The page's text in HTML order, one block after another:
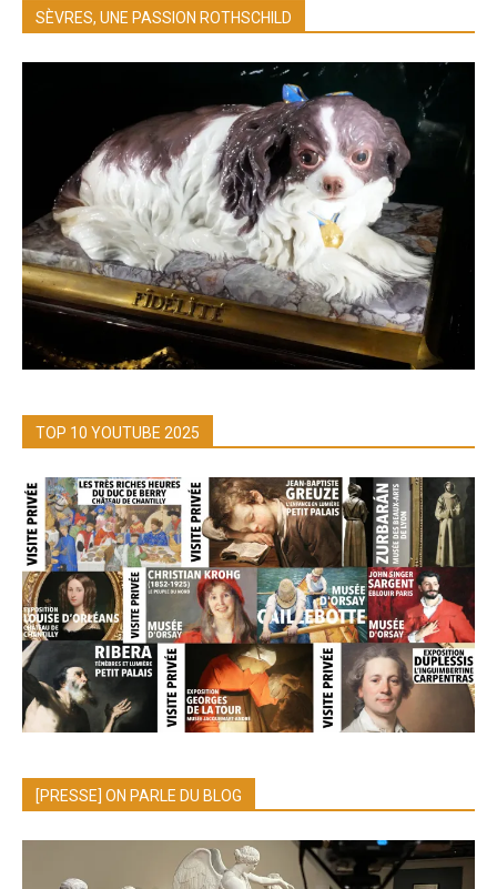
SÈVRES, UNE PASSION ROTHSCHILD
TOP 10 YOUTUBE 2025
[PRESSE] ON PARLE DU BLOG